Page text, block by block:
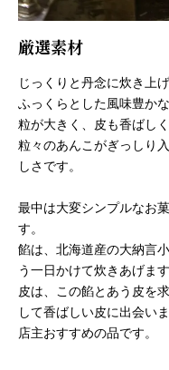
厳選素材
じっくりと丹念に炊き上
ふっくらとした風味豊かな
粒が大きく、皮も香ばし
粒々のあんこがぎっしり
しさです。
最中は大変シンプルなお
す。
餡は、北海道産の大納言
う一日かけて炊きあげます
皮は、この餡とあう皮を
して香ばしい皮に出会いま
店主おすすめの品です。